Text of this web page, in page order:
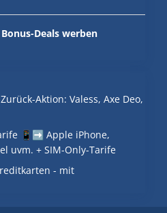
Deals werben
Aktion: Valess, Axe Deo,
📱➡️ Apple iPhone,
uvm. + SIM-Only-Tarife
- mit